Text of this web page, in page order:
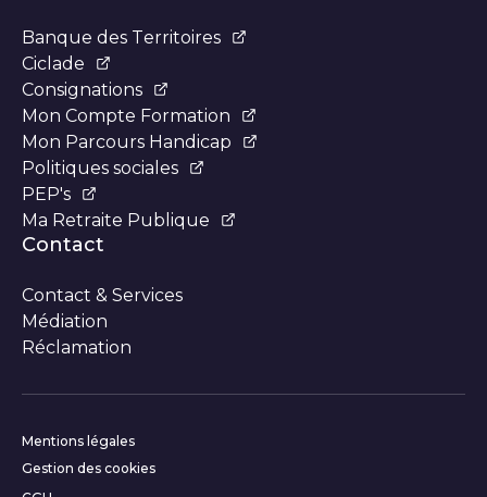
Banque des Territoires
Ciclade
Consignations
Mon Compte Formation
Mon Parcours Handicap
Politiques sociales
PEP's
Ma Retraite Publique
Contact
Contact & Services
Médiation
Réclamation
Informations
Mentions légales
Gestion des cookies